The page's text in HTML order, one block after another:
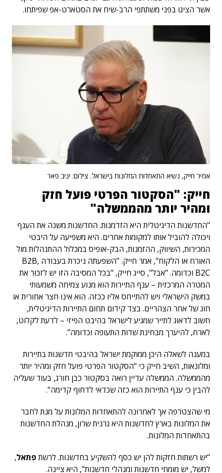
אשר הציגו בפני משתתפי הרב-שיח את הסטארט-אפ שפיתחו.
אמיר חייק, נשיא התאחדות המלונות בישראל. צילום: יניב פאר
חייק: "הסקטור הפרטי פועל חזק
ומהיר יותר מהממשלה"
"החדשנות הדיגיטלית היא הזדמנות. החדשנות משנה את הענף
ויכולה להוביל אותו למקומות אחרים. היא משפיעה על היבטי
המכירות, השיווק, ההזמנות, הבק-אופיס במכלול ההתנהלות מול
האורח או הלקוח", אמר חייק. "השפעתה ניכרת בעבודה ,B2B
B2C וכדומה. "אבל", סייג חייק, "בכל המסיבה הזו יש לזכור את
המטרה המרכזית – ענף התיירות הוא מנוע צמיחה משמעותי
במשק הישראלי ויש להתייחס אליו ככזה. הוא אינו חצר אחורית או
חוג של אחר הצהריים. בצד קידום תחום התיירות הדיגיטלית,
חשוב לדאוג לתייר שמגיע לישראל בהיבט הפיזי – לדעת לקלוט,
לארח, להיערך מבחינת שדות התעופה וכדומה".
במענה לשאלה היכן ממוקמת ישראל בהיבטי חדשנות בתיירות
ומלונאות, השיב חייק כי "הסקטור הפרטי פועל חזק ומהיר יותר
מהממשלה. הממשלה עדיין רואה בסקטור כבן חורג, בעוד שעליה
להבין כי ענף התיירות הוא כזה שכדאי לדחוף קדימה".
מי שהצטרפה אך לאחרונה להתאחדות המלונות על מנת לחבר
את המלונות בארץ לחדשנות היא גרנית שרון, מנהלת החדשנות
בהתאחדות המלונות.
"יש רשתות חזקות להן יש כסף להשקיע בחדשנות. לרשתפתאל,
למשל, יש מומחי חדשנות ומנהלי חדשנות", היא ציינה.